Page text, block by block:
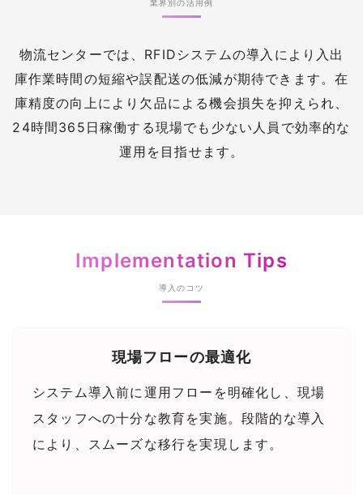
業界別の活用例
業界別の活用例
物流センターでは、RFIDシステムの導入により入出
庫作業時間の短縮や誤配送の低減が期待できます。在
庫精度の向上により欠品による機会損失を抑えられ、
24時間365日稼働する現場でも少ない人員で効率的な
運用を目指せます。
Implementation Tips
導入のコツ
現場フローの最適化
システム導入前に運用フローを明確化し、現場
スタッフへの十分な教育を実施。段階的な導入
により、スムーズな移行を実現します。